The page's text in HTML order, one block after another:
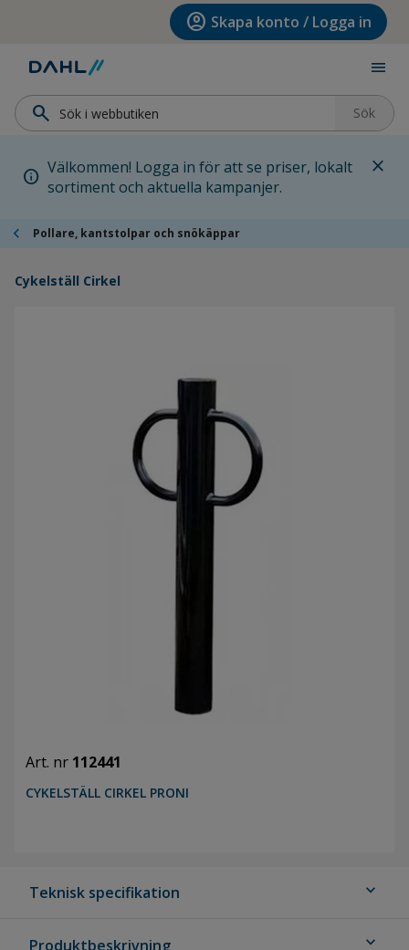
Hoppa till huvudinnehållet account_circle Skapa konto / Logga in
menu
search Sök
info Välkommen! Logga in för att se priser, lokalt
sortiment och aktuella kampanjer.
close
chevron_left Pollare, kantstolpar och snökäppar
Cykelställ Cirkel
Art. nr 112441
CYKELSTÄLL CIRKEL PRONI
Teknisk specifikation expand_more
Produktbeskrivning expand_more